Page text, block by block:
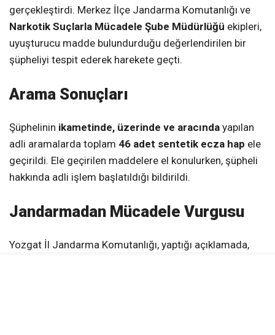
gerçekleştirdi. Merkez İlçe Jandarma Komutanlığı ve
Narkotik Suçlarla Mücadele Şube Müdürlüğü ekipleri,
uyuşturucu madde bulundurduğu değerlendirilen bir
şüpheliyi tespit ederek harekete geçti.
Arama Sonuçları
Şüphelinin ikametinde, üzerinde ve aracında yapılan
adli aramalarda toplam 46 adet sentetik ecza hap ele
geçirildi. Ele geçirilen maddelere el konulurken, şüpheli
hakkında adli işlem başlatıldığı bildirildi.
Jandarmadan Mücadele Vurgusu
Yozgat İl Jandarma Komutanlığı, yaptığı açıklamada,